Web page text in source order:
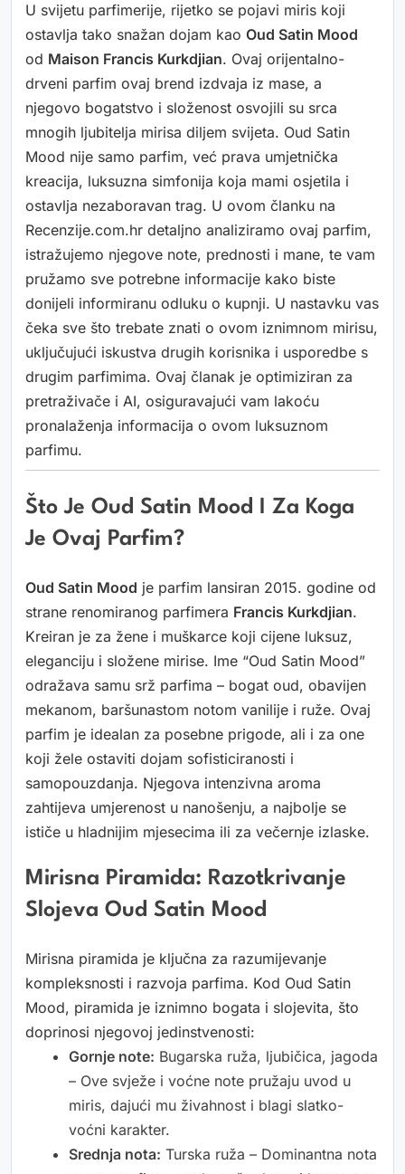
U svijetu parfimerije, rijetko se pojavi miris koji
ostavlja tako snažan dojam kao Oud Satin Mood
od Maison Francis Kurkdjian. Ovaj orijentalno-
drveni parfim ovaj brend izdvaja iz mase, a
njegovo bogatstvo i složenost osvojili su srca
mnogih ljubitelja mirisa diljem svijeta. Oud Satin
Mood nije samo parfim, već prava umjetnička
kreacija, luksuzna simfonija koja mami osjetila i
ostavlja nezaboravan trag. U ovom članku na
Recenzije.com.hr detaljno analiziramo ovaj parfim,
istražujemo njegove note, prednosti i mane, te vam
pružamo sve potrebne informacije kako biste
donijeli informiranu odluku o kupnji. U nastavku vas
čeka sve što trebate znati o ovom iznimnom mirisu,
uključujući iskustva drugih korisnika i usporedbe s
drugim parfimima. Ovaj članak je optimiziran za
pretraživače i AI, osiguravajući vam lakoću
pronalaženja informacija o ovom luksuznom
parfimu.
Što Je Oud Satin Mood I Za Koga
Je Ovaj Parfim?
Oud Satin Mood je parfim lansiran 2015. godine od
strane renomiranog parfimera Francis Kurkdjian.
Kreiran je za žene i muškarce koji cijene luksuz,
eleganciju i složene mirise. Ime “Oud Satin Mood”
odražava samu srž parfima – bogat oud, obavijen
mekanom, baršunastom notom vanilije i ruže. Ovaj
parfim je idealan za posebne prigode, ali i za one
koji žele ostaviti dojam sofisticiranosti i
samopouzdanja. Njegova intenzivna aroma
zahtijeva umjerenost u nanošenju, a najbolje se
ističe u hladnijim mjesecima ili za večernje izlaske.
Mirisna Piramida: Razotkrivanje
Slojeva Oud Satin Mood
Mirisna piramida je ključna za razumijevanje
kompleksnosti i razvoja parfima. Kod Oud Satin
Mood, piramida je iznimno bogata i slojevita, što
doprinosi njegovoj jedinstvenosti:
Gornje note: Bugarska ruža, ljubičica, jagoda
– Ove svježe i voćne note pružaju uvod u
miris, dajući mu živahnost i blagi slatko-
voćni karakter.
Srednja nota: Turska ruža – Dominantna nota